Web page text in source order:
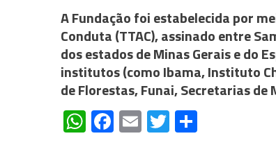
A Fundação foi estabelecida por
Conduta (TTAC), assinado entre
dos estados de Minas Gerais e do
institutos (como Ibama, Instituto
de Florestas, Funai, Secretarias
WhatsApp
Facebook
EmailTwitter